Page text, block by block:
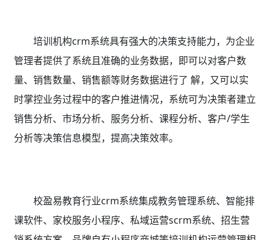
培训机构crm系统具有强大的决策支持能力，为企业
管理者提供了系统且准确的业务数据，即可以对客户数
量、销售数量、销售额等财务数据进行了 解，又可以实
时掌控业务过程中的客户推进情况，系统可为决策者建立
销售分析、市场分析、服务分析、课程分析、客户/学生
分析等决策信息模型，提高决策效率。
校盈易教育行业crm系统集成教务管理系统、智能排
课软件、家校服务小程序、私域运营scrm系统、招生营